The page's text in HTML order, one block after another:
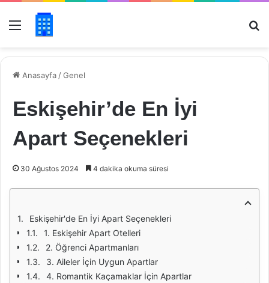
Menü
Anasayfa /Genel
Eskişehir’de En İyi
Apart Seçenekleri
30 Ağustos 2024 4 dakika okuma süresi
Eskişehir'de En İyi Apart Seçenekleri
1. Eskişehir Apart Otelleri
2. Öğrenci Apartmanları
3. Aileler İçin Uygun Apartlar
4. Romantik Kaçamaklar İçin Apartlar